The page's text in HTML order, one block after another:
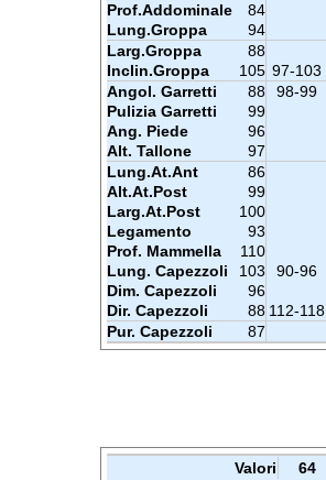
Prof.Addominale
84
Lung.Groppa
94
Larg.Groppa
88
Inclin.Groppa
105 97-103
Angol. Garretti
88
98-99
Pulizia Garretti
99
Ang. Piede
96
Alt. Tallone
97
Lung.At.Ant
86
Alt.At.Post
99
Larg.At.Post
100
Legamento
93
Prof. Mammella
110
Lung. Capezzoli
103
90-96
Dim. Capezzoli
96
Dir. Capezzoli
88 112-118
Pur. Capezzoli
87
Valori 64